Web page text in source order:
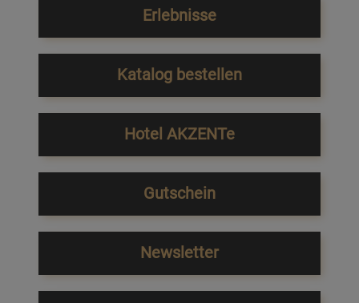
Erlebnisse
Katalog bestellen
Hotel AKZENTe
Gutschein
Newsletter